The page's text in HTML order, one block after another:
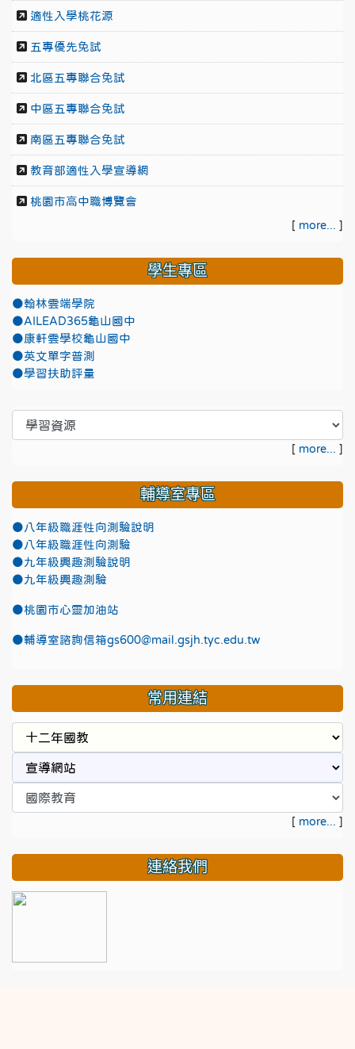
適性入學桃花源
五專優先免試
北區五專聯合免試
中區五專聯合免試
南區五專聯合免試
教育部適性入學宣導網
桃園市高中職博覽會
[ more... ]
學生專區
●翰林雲端學院
●AILEAD365龜山國中
●康軒雲學校龜山國中
●英文單字普測
●學習扶助評量
[ more... ]
輔導室專區
●八年級職涯性向測驗說明
●八年級職涯性向測驗
●九年級興趣測驗說明
●九年級興趣測驗
●桃園市心靈加油站
●輔導室諮詢信箱gs600@mail.gsjh.tyc.edu.tw
常用連結
[ more... ]
連絡我們